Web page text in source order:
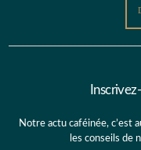
Notre actu caféinée, c’est
les conseils de